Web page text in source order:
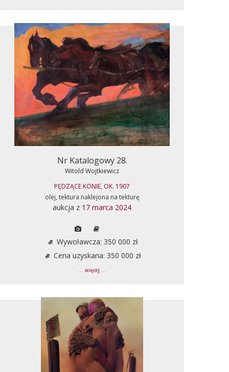
Nr Katalogowy 28.
Witold Wojtkiewicz
PĘDZĄCE KONIE, OK. 1907
olej, tektura naklejona na tekturę
aukcja z 17 marca 2024
Wywoławcza: 350 000 zł
Cena uzyskana: 350 000 zł
... więcej ...